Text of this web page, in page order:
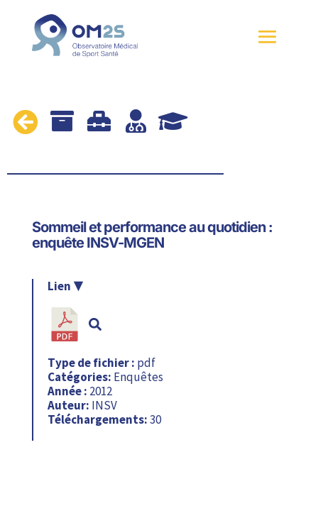
    
Sommeil et performance au quotidien :
enquête INSV-MGEN
Type de fichier : pdf
Catégories: Enquêtes
Année : 2012
Auteur: INSV
Téléchargements:30